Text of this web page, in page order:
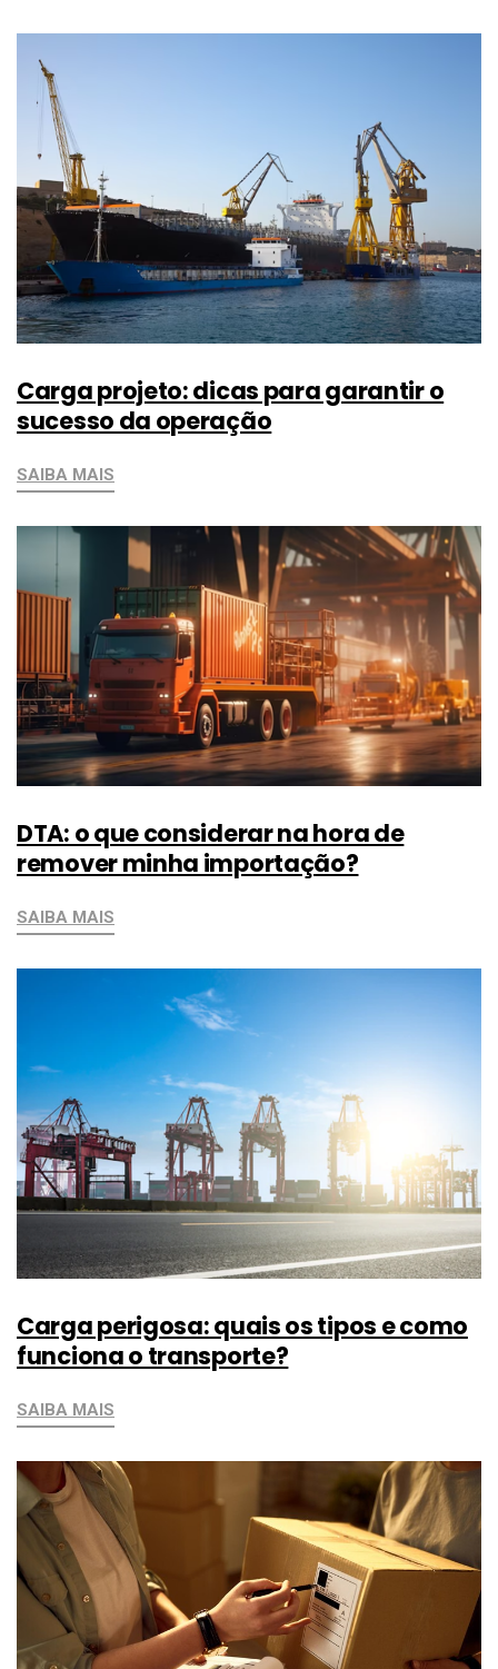
Carga projeto: dicas para garantir o
sucesso da operação
SAIBA MAIS
DTA: o que considerar na hora de
remover minha importação?
SAIBA MAIS
Carga perigosa: quais os tipos e como
funciona o transporte?
SAIBA MAIS